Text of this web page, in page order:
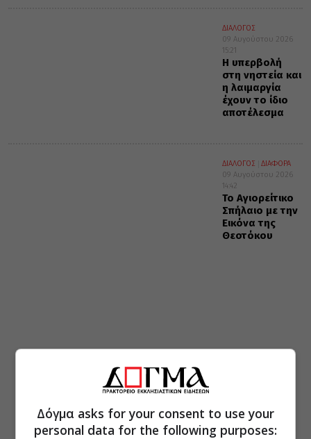
ΔΙΑΛΟΓΟΣ
09 Αυγούστου 2026
15:21
Η υπερβολή
στη νηστεία και
η λαιμαργία
έχουν το ίδιο
αποτέλεσμα
ΔΙΑΛΟΓΟΣ
ΔΙΑΦΟΡΑ
09 Αυγούστου 2026
14:42
Το Αγιορείτικο
Σπήλαιο με την
Εικόνα της
Θεοτόκου
Δόγμα asks for your consent to use your
personal data for the following purposes: